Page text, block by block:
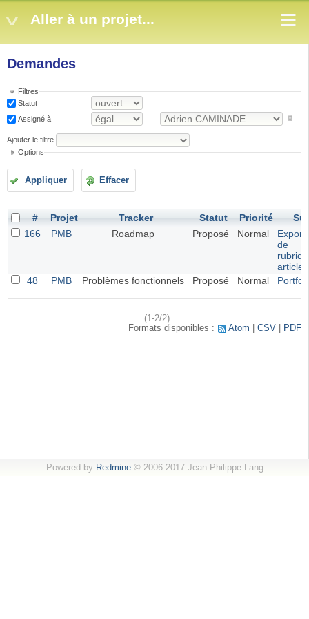
Aller à un projet...
Demandes
Filtres
Statut
Assigné à
Ajouter le filtre
Options
Appliquer Effacer
# Projet Tracker Statut Priorité
166
PMB Roadmap Proposé Normal
de
article
48
PMB Problèmes fonctionnels Proposé Normal
(1-2/2)
Formats disponibles :
Atom CSV PDF
Powered by Redmine© 2006-2017 Jean-Philippe Lang